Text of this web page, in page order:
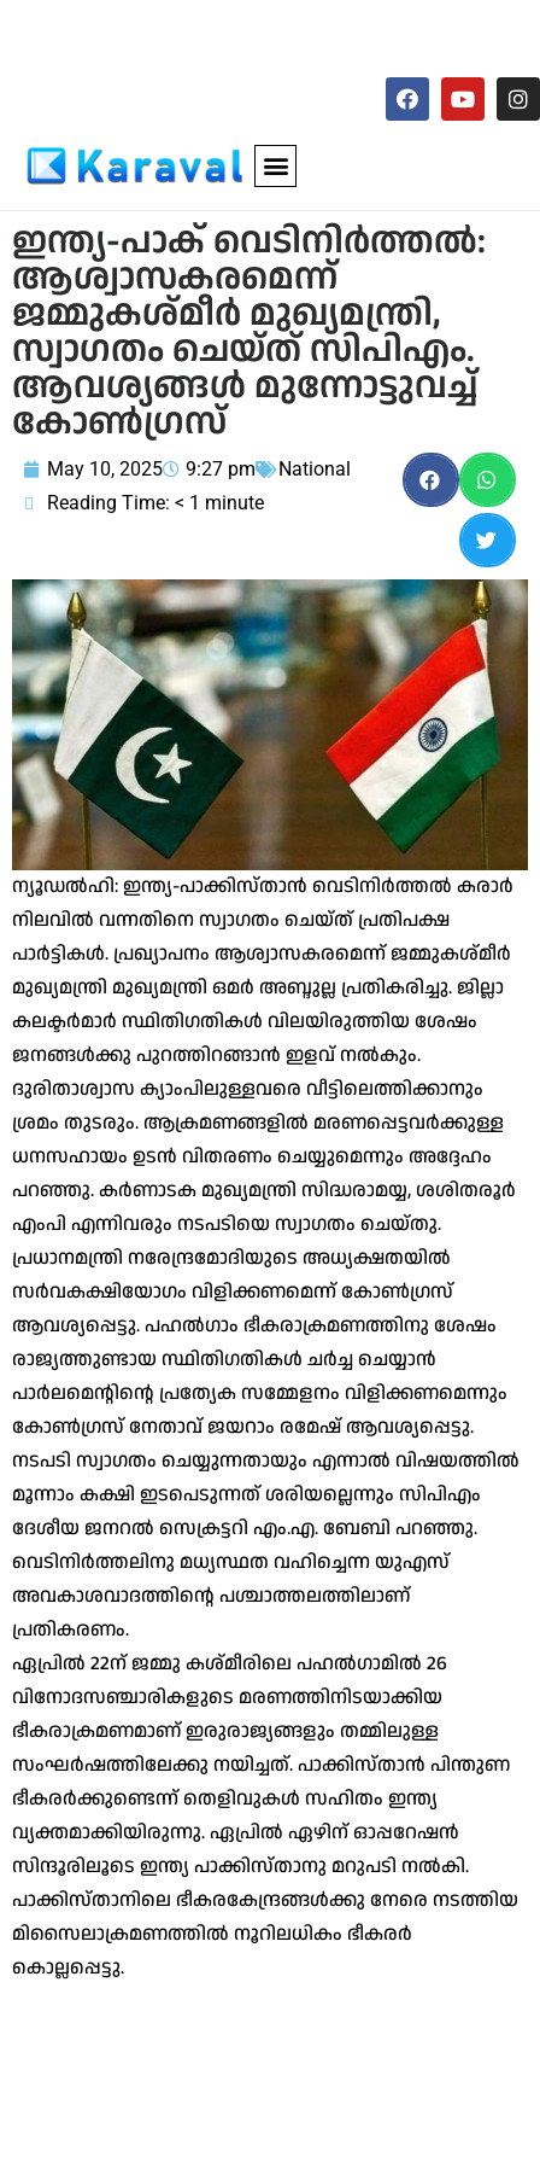
ഇന്ത്യ-പാക് വെടിനിർത്തൽ:
ആശ്വാസകരമെന്ന്
ജമ്മുകശ്മീർ മുഖ്യമന്ത്രി,
സ്വാഗതം ചെയ്ത് സിപിഎം.
ആവശ്യങ്ങൾ മുന്നോട്ടുവച്ച്
കോൺഗ്രസ്
May 10, 2025 9:27 pm
National
Reading Time: < 1 minute
ന്യൂഡൽഹി: ഇന്ത്യ-പാക്കിസ്താൻ വെടിനിർത്തൽ കരാർ
നിലവിൽ വന്നതിനെ സ്വാഗതം ചെയ്ത് പ്രതിപക്ഷ
പാർട്ടികൾ. പ്രഖ്യാപനം ആശ്വാസകരമെന്ന് ജമ്മുകശ്മീർ
മുഖ്യമന്ത്രി മുഖ്യമന്ത്രി ഒമർ അബ്ദുല്ല പ്രതികരിച്ചു. ജില്ലാ
കലക്ടർമാർ സ്ഥിതിഗതികൾ വിലയിരുത്തിയ ശേഷം
ജനങ്ങൾക്കു പുറത്തിറങ്ങാൻ ഇളവ് നൽകും.
ദുരിതാശ്വാസ ക്യാംപിലുള്ളവരെ വീട്ടിലെത്തിക്കാനും
ശ്രമം തുടരും. ആക്രമണങ്ങളിൽ മരണപ്പെട്ടവർക്കുള്ള
ധനസഹായം ഉടൻ വിതരണം ചെയ്യുമെന്നും അദ്ദേഹം
പറഞ്ഞു. കർണാടക മുഖ്യമന്ത്രി സിദ്ധരാമയ്യ, ശശിതരൂർ
എംപി എന്നിവരും നടപടിയെ സ്വാഗതം ചെയ്തു.
പ്രധാനമന്ത്രി നരേന്ദ്രമോദിയുടെ അധ്യക്ഷതയിൽ
സർവകക്ഷിയോഗം വിളിക്കണമെന്ന് കോൺഗ്രസ്
ആവശ്യപ്പെട്ടു. പഹൽഗാം ഭീകരാക്രമണത്തിനു ശേഷം
രാജ്യത്തുണ്ടായ സ്ഥിതിഗതികൾ ചർച്ച ചെയ്യാൻ
പാർലമെന്റിന്റെ പ്രത്യേക സമ്മേളനം വിളിക്കണമെന്നും
കോൺഗ്രസ് നേതാവ് ജയറാം രമേഷ് ആവശ്യപ്പെട്ടു.
നടപടി സ്വാഗതം ചെയ്യുന്നതായും എന്നാൽ വിഷയത്തിൽ
മൂന്നാം കക്ഷി ഇടപെടുന്നത് ശരിയല്ലെന്നും സിപിഎം
ദേശീയ ജനറൽ സെക്രട്ടറി എം.എ. ബേബി പറഞ്ഞു.
വെടിനിർത്തലിനു മധ്യസ്ഥത വഹിച്ചെന്ന യുഎസ്
അവകാശവാദത്തിന്റെ പശ്ചാത്തലത്തിലാണ്
പ്രതികരണം.
ഏപ്രിൽ 22ന് ജമ്മു കശ്മീരിലെ പഹൽഗാമിൽ 26
വിനോദസഞ്ചാരികളുടെ മരണത്തിനിടയാക്കിയ
ഭീകരാക്രമണമാണ് ഇരുരാജ്യങ്ങളും തമ്മിലുള്ള
സംഘർഷത്തിലേക്കു നയിച്ചത്. പാക്കിസ്താൻ പിന്തുണ
ഭീകരർക്കുണ്ടെന്ന് തെളിവുകൾ സഹിതം ഇന്ത്യ
വ്യക്തമാക്കിയിരുന്നു. ഏപ്രിൽ ഏഴിന് ഓപ്പറേഷൻ
സിന്ദൂരിലൂടെ ഇന്ത്യ പാക്കിസ്താനു മറുപടി നൽകി.
പാക്കിസ്താനിലെ ഭീകരകേന്ദ്രങ്ങൾക്കു നേരെ നടത്തിയ
മിസൈലാക്രമണത്തിൽ നൂറിലധികം ഭീകരർ
കൊല്ലപ്പെട്ടു.